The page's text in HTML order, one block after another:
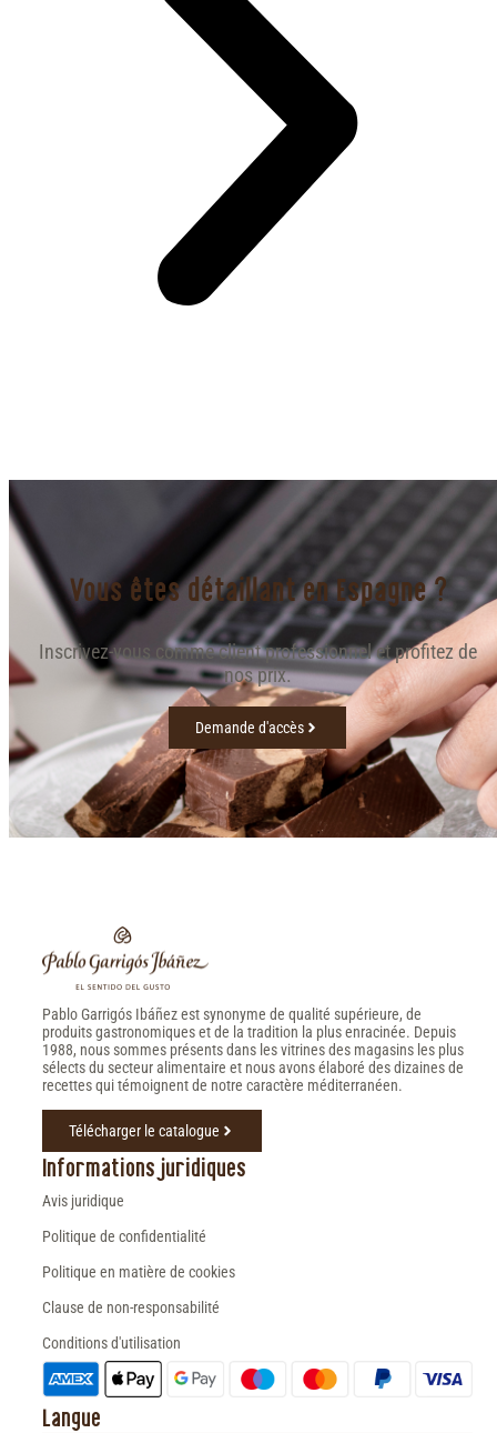
Vous êtes détaillant en Espagne ?
Inscrivez-vous comme client professionnel et profitez de
nos prix.
Demande d'accès
Pablo Garrigós Ibáñez est synonyme de qualité supérieure, de
produits gastronomiques et de la tradition la plus enracinée. Depuis
1988, nous sommes présents dans les vitrines des magasins les plus
sélects du secteur alimentaire et nous avons élaboré des dizaines de
recettes qui témoignent de notre caractère méditerranéen.
Télécharger le catalogue
Informations juridiques
Avis juridique
Politique de confidentialité
Politique en matière de cookies
Clause de non-responsabilité
Conditions d'utilisation
Langue